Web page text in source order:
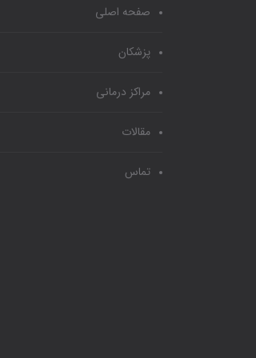
صفحه اصلی
پزشکان
مراکز درمانی
مقالات
تماس